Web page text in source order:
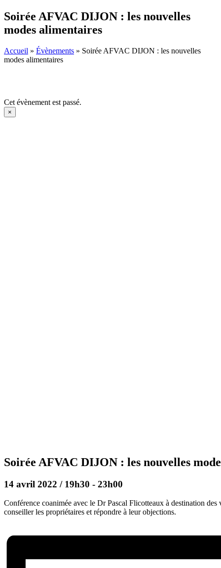
Soirée AFVAC DIJON : les nouvelles
modes alimentaires
Accueil » Évènements » Soirée AFVAC DIJON : les nouvelles
modes alimentaires
Cet évènement est passé.
×
Soirée AFVAC DIJON : les nouvelles
14 avril 2022 / 19h30 - 23h00
Conférence coanimée avec le Dr Pascal Flicotteaux à destination
conseiller les propriétaires et répondre à leur objections.